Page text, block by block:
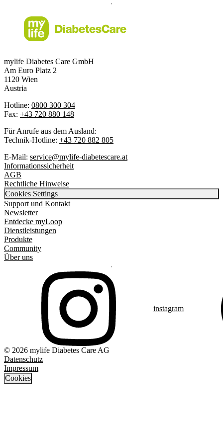
mylife Diabetes Care GmbH
Am Euro Platz 2
1120 Wien
Austria
Hotline: 0800 300 304
Fax: +43 720 880 148
Für Anrufe aus dem Ausland:
Technik-Hotline: +43 720 882 805
E-Mail: service@mylife-diabetescare.at
Informationssicherheit
AGB
Rechtliche Hinweise
Cookies Settings
Support und Kontakt
Newsletter
Entdecke myLoop
Dienstleistungen
Produkte
Community
Über uns
instagram
© 2026 mylife Diabetes Care AG
Datenschutz
Impressum
Cookies